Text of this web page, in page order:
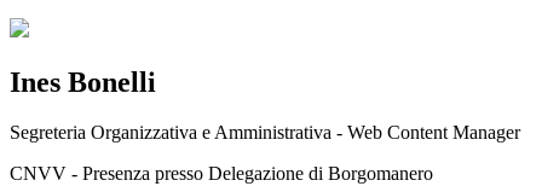
Ines Bonelli
Segreteria Organizzativa e Amministrativa - Web Content Manager
CNVV - Presenza presso Delegazione di Borgomanero